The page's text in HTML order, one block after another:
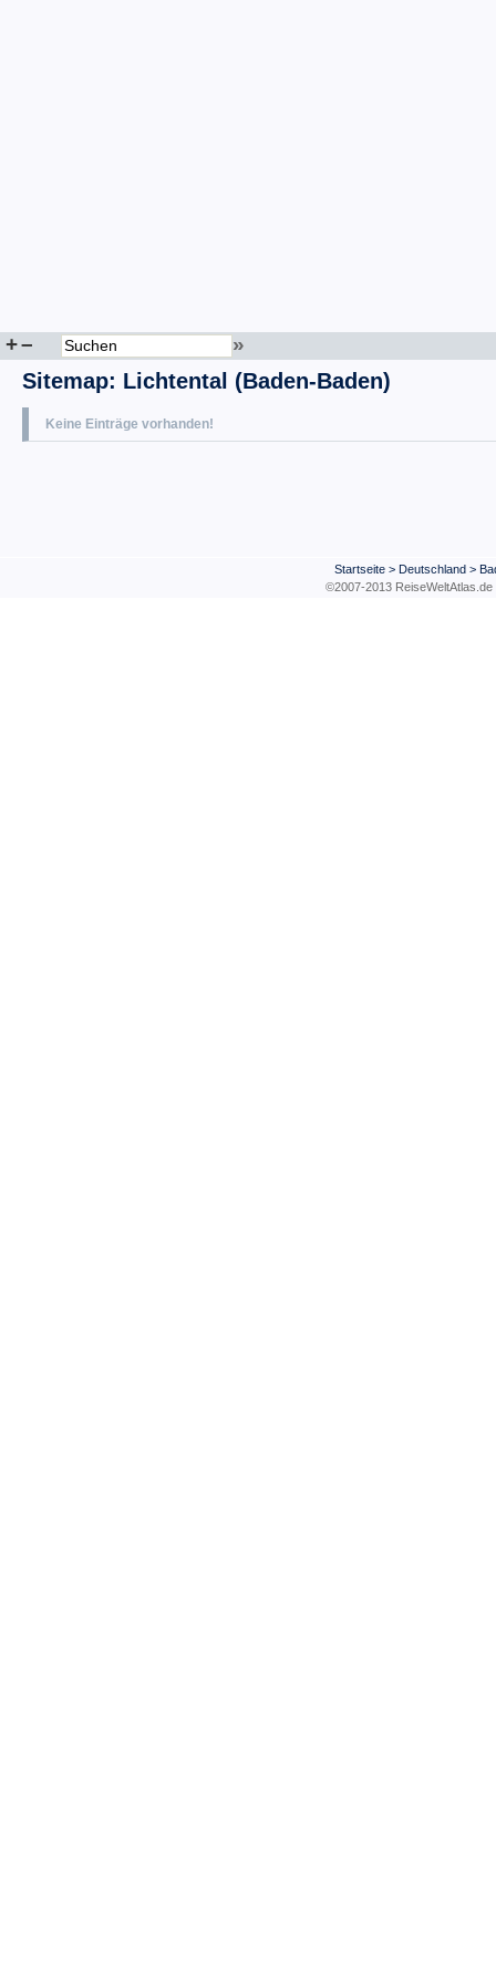
+– »
Sitemap: Lichtental (Baden-Baden)
Keine Einträge vorhanden!
Startseite> Deutschland>
©2007-2013